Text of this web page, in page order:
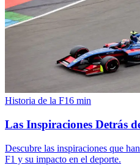
Historia de la F16 min
Las Inspiraciones Detrás
Descubre las inspiraciones que
F1 y su impacto en el deporte.